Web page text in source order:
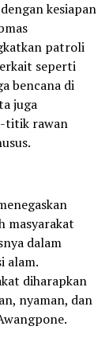
kesiapan
patroli
seperti
bencana di
juga
titik rawan
masyarakat
dalam
alam.
diharapkan
nyaman, dan